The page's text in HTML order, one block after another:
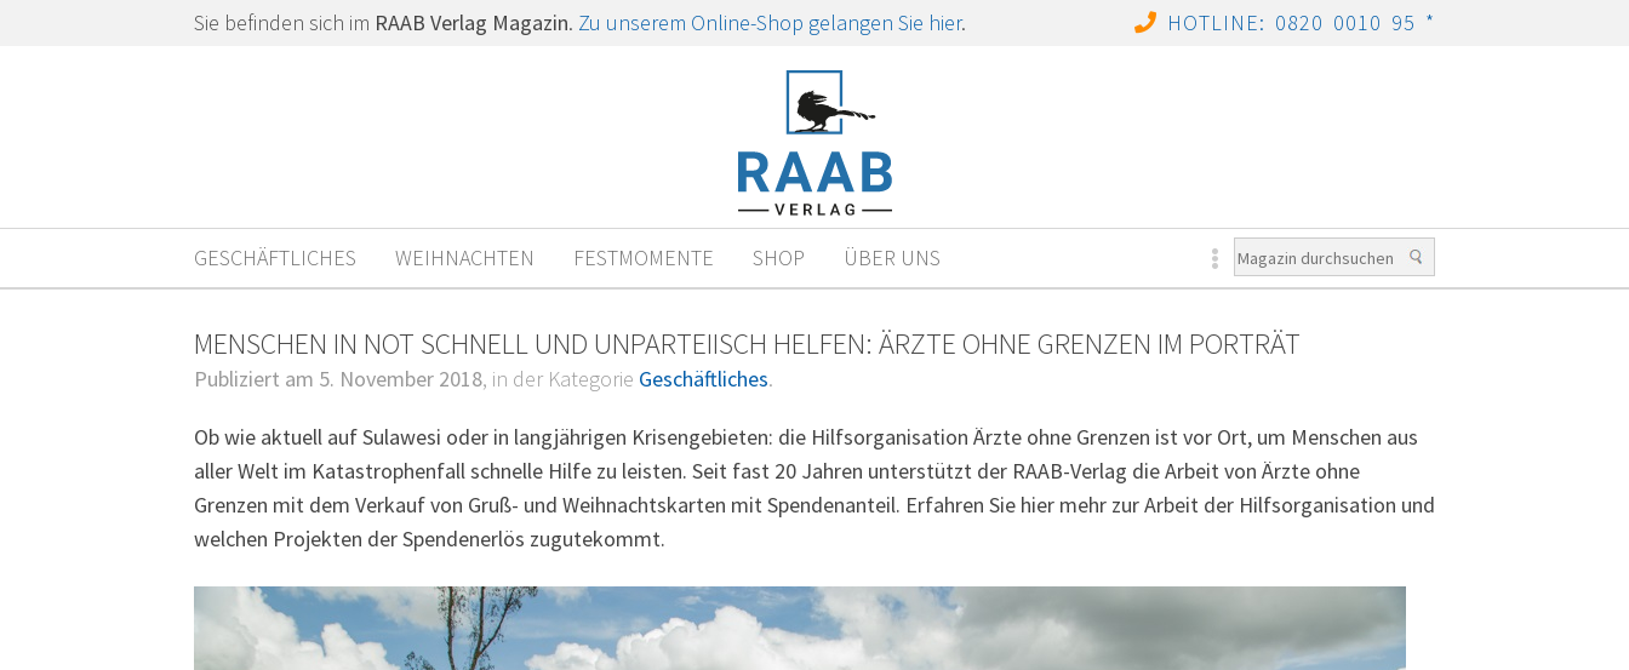
Sie befinden sich im RAAB Verlag Magazin. Zu unserem Online-Shop gelangen Sie hier. HOTLINE: 0820 0010 95 *
GESCHÄFTLICHES WEIHNACHTEN FESTMOMENTE SHOP ÜBER UNS
MENSCHEN IN NOT SCHNELL UND UNPARTEIISCH HELFEN: ÄRZTE OHNE GRENZEN IM PORTRÄT
Publiziert am 5. November 2018, in der Kategorie Geschäftliches.
Ob wie aktuell auf Sulawesi oder in langjährigen Krisengebieten: die Hilfsorganisation Ärzte ohne Grenzen ist vor Ort, um Menschen aus
aller Welt im Katastrophenfall schnelle Hilfe zu leisten. Seit fast 20 Jahren unterstützt der RAAB-Verlag die Arbeit von Ärzte ohne
Grenzen mit dem Verkauf von Gruß- und Weihnachtskarten mit Spendenanteil. Erfahren Sie hier mehr zur Arbeit der Hilfsorganisation und
welchen Projekten der Spendenerlös zugutekommt.